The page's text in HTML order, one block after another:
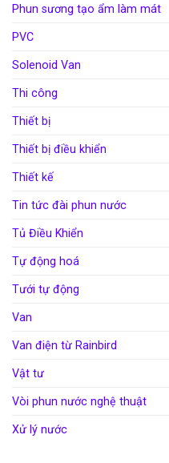
Phun sương tạo ẩm làm mát
PVC
Solenoid Van
Thi công
Thiết bị
Thiết bị điều khiển
Thiết kế
Tin tức đài phun nước
Tủ Điều Khiển
Tự động hoá
Tưới tự động
Van
Van điện từ Rainbird
Vật tư
Vòi phun nước nghệ thuật
Xử lý nước